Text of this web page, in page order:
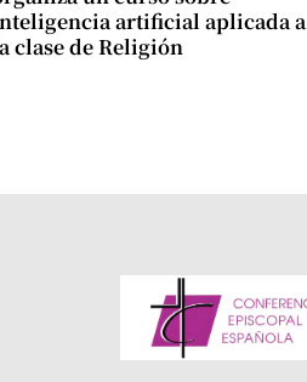
artificial aplicada a
clase de Religión